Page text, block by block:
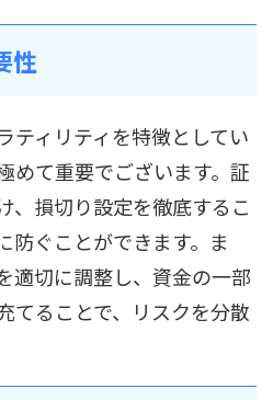
性
ティリティを特徴としてい
めて重要でございます。証
、損切り設定を徹底するこ
防ぐことができます。ま
適切に調整し、資金の一部
てることで、リスクを分散